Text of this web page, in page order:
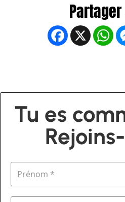
Facebook
X
Tu es